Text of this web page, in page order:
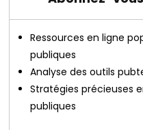
Ressources en ligne
publiques
Analyse des outils
Stratégies précieuses
publiques